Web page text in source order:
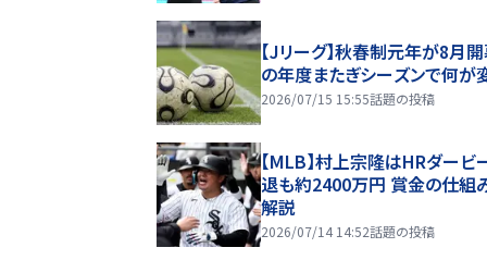
【Jリーグ】秋春制元年が8月
の年度またぎシーズンで何が
2026/07/15 15:55話題の投稿
【MLB】村上宗隆はHRダービ
退も約2400万円 賞金の仕組
解説
2026/07/14 14:52話題の投稿